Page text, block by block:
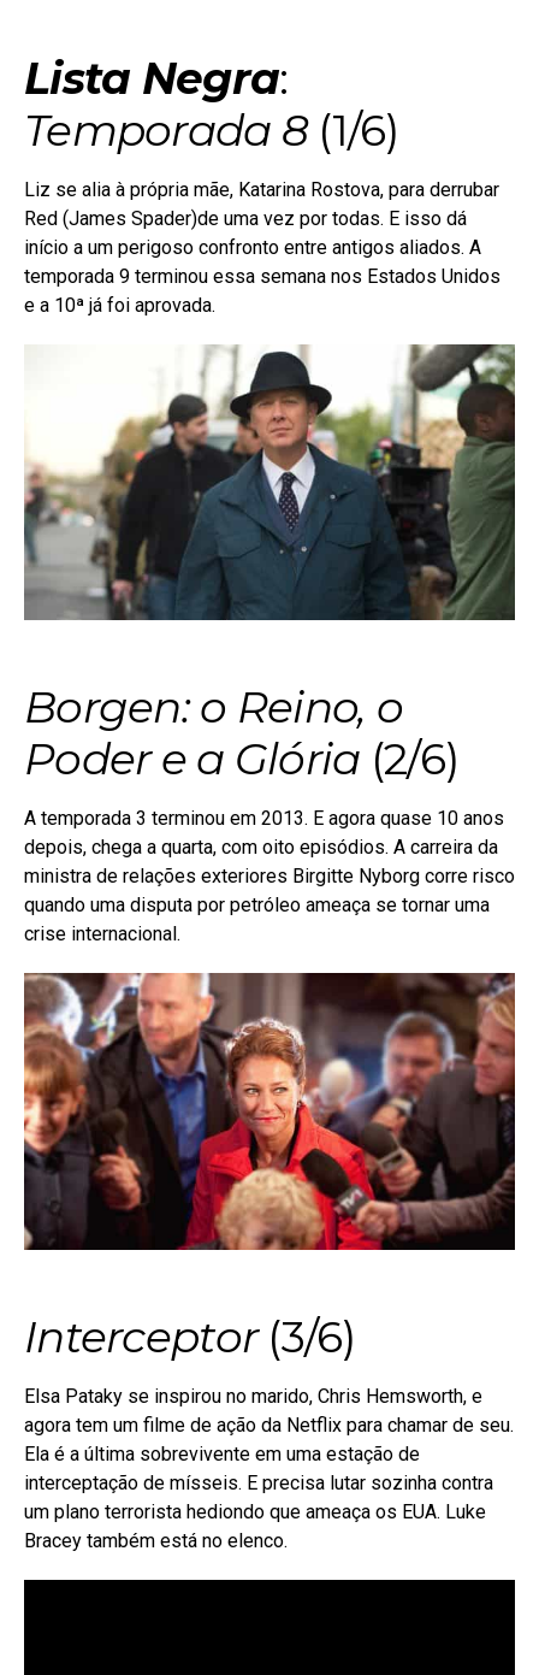
Lista Negra:
Temporada 8(1/6)
Liz se alia à própria mãe, Katarina Rostova, para derrubar
Red (James Spader)de uma vez por todas. E isso dá
início a um perigoso confronto entre antigos aliados. A
temporada 9 terminou essa semana nos Estados Unidos
e a 10ª já foi aprovada.
Borgen: o Reino, o
Poder e a Glória (2/6)
A temporada 3 terminou em 2013. E agora quase 10 anos
depois, chega a quarta, com oito episódios. A carreira da
ministra de relações exteriores Birgitte Nyborg corre risco
quando uma disputa por petróleo ameaça se tornar uma
crise internacional.
Interceptor(3/6)
Elsa Pataky se inspirou no marido, Chris Hemsworth, e
agora tem um filme de ação da Netflix para chamar de seu.
Ela é a última sobrevivente em uma estação de
interceptação de mísseis. E precisa lutar sozinha contra
um plano terrorista hediondo que ameaça os EUA. Luke
Bracey também está no elenco.